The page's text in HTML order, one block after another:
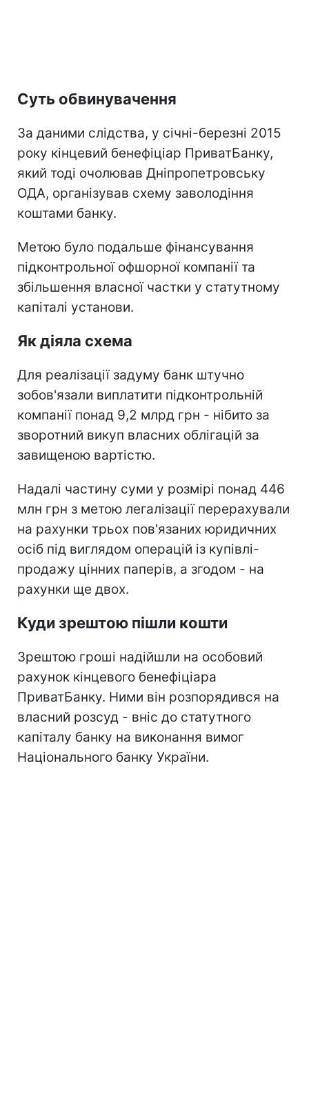
Суть обвинувачення
За даними слідства, у січні-березні 2015
року кінцевий бенефіціар ПриватБанку,
який тоді очолював Дніпропетровську
ОДА, організував схему заволодіння
коштами банку.
Метою було подальше фінансування
підконтрольної офшорної компанії та
збільшення власної частки у статутному
капіталі установи.
Як діяла схема
Для реалізації задуму банк штучно
зобов'язали виплатити підконтрольній
компанії понад 9,2 млрд грн - нібито за
зворотний викуп власних облігацій за
завищеною вартістю.
Надалі частину суми у розмірі понад 446
млн грн з метою легалізації перерахували
на рахунки трьох пов'язаних юридичних
осіб під виглядом операцій із купівлі-
продажу цінних паперів, а згодом - на
рахунки ще двох.
Куди зрештою пішли кошти
Зрештою гроші надійшли на особовий
рахунок кінцевого бенефіціара
ПриватБанку. Ними він розпорядився на
власний розсуд - вніс до статутного
капіталу банку на виконання вимог
Національного банку України.